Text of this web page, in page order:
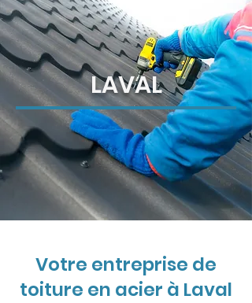
LAVAL
Votre entreprise de
toiture en acier à Laval